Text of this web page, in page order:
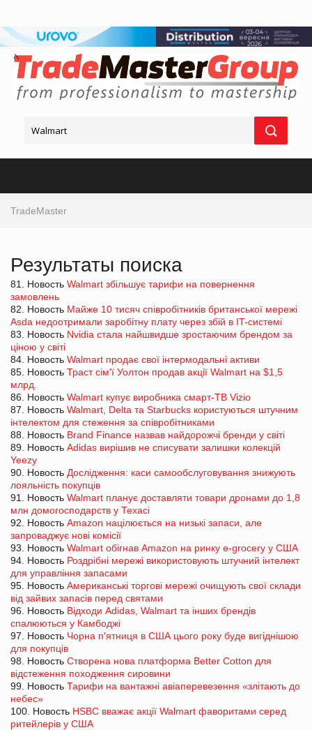
TradeMaster
Результаты поиска
81. Новость Walmart збільшує тарифи на повернення
замовлень
82. Новость Майже 10 тисяч співробітників британської мережі
Asda недоотримали заробітну плату через збій в IT-системі
83. Новость Nvidia стала найшвидше зростаючим брендом за
ціною у світі
84. Новость Walmart продає свої інтермодальні активи
85. Новость Траст сім'ї Уолтон продав акції Walmart на $1,5
млрд.
86. Новость Walmart купує виробника смарт-ТВ Vizio
87. Новость Walmart, Delta та Starbucks користуються штучним
інтелектом для стеження за співробітниками
88. Новость Brand Finance назвав найдорожчі бренди у світі
89. Новость Adidas вирішив не списувати залишки колекцій
Yeezy
90. Новость Дослідження: каси самообслуговування знижують
лояльність покупців
91. Новость Walmart планує доставляти товари дронами до 1,8
млн домогосподарств у Техасі
92. Новость Amazon націлюється на низькі запаси, але
запроваджує нові комісії
93. Новость Walmart обігнав Amazon на ринку e-grocery у США
94. Новость Роздрібні мережі використовують штучний інтелект
для управління запасами
95. Новость Американські торгові мережі очищують свої склади
від зайвих запасів перед святами
96. Новость Відходи Adidas, Walmart та інших брендів
спалюються у Камбоджі
97. Новость Чорна п'ятниця в США цього року буде вигіднішою
для покупців
98. Новость Створена нова платформа Better Cotton для
відстеження походження сировини
99. Новость Тарифи на вантажні авіаперевезення «злітають до
небес»
100. Новость HSBC вважає акції Walmart фаворитами серед
ритейлерів у США